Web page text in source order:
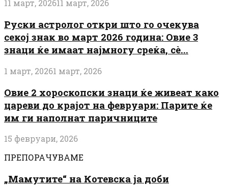
11 март, 202611 март, 2026
Руски астролог откри што го очекува
секој знак во март 2026 година: Овие 3
знаци ќе имаат најмногу среќа, сè...
1 март, 20261 март, 2026
Овие 2 хороскопски знаци ќе живеат како
цареви до крајот на февруари: Парите ќе
им ги наполнат паричниците
15 февруари, 2026
ПРЕПОРАЧУВАМЕ
„Мамутите“ на Котевска ја доби